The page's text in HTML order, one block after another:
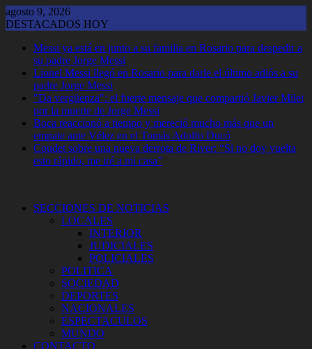
Saltar
al
agosto 9, 2026
DESTACADOS HOY
Messi ya está en junto a su familia en Rosario para despedir a
su padre Jorge Messi
Lionel Messi llegó en Rosario para darle el último adiós a su
padre Jorge Messi
"Da vergüenza": el fuerte mensaje que compartió Javier Milei
por la muerte de Jorge Messi
Boca reaccionó a tiempo y mereció mucho más que un
empate ante Vélez en el Tomás Adolfo Ducó
Coudet sobre una nueva derrota de River: “Si no doy vuelta
esto rápido, me iré a mi casa”
SECCIONES DE NOTICIAS
LOCALES
INTERIOR
JUDICIALES
POLICIALES
POLITICA
SOCIEDAD
DEPORTES
NACIONALES
ESPECTACULOS
MUNDO
CONTACTO